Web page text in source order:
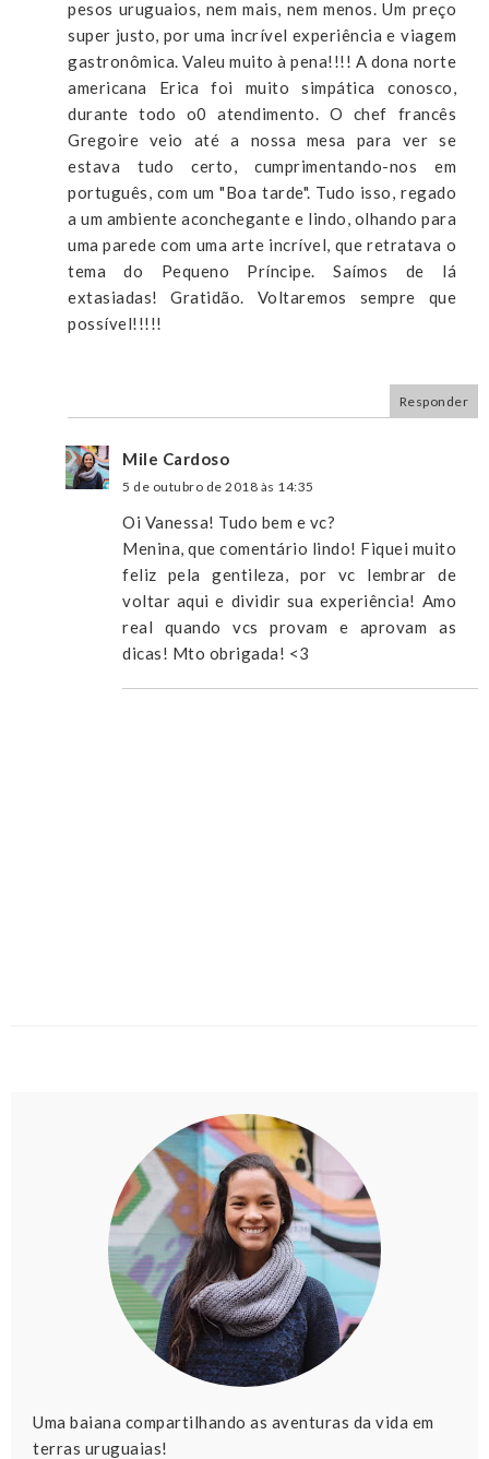
pesos uruguaios, nem mais, nem menos. Um preço
super justo, por uma incrível experiência e viagem
gastronômica. Valeu muito à pena!!!! A dona norte
americana Erica foi muito simpática conosco,
durante todo o0 atendimento. O chef francês
Gregoire veio até a nossa mesa para ver se
estava tudo certo, cumprimentando-nos em
português, com um "Boa tarde". Tudo isso, regado
a um ambiente aconchegante e lindo, olhando para
uma parede com uma arte incrível, que retratava o
tema do Pequeno Príncipe. Saímos de lá
extasiadas! Gratidão. Voltaremos sempre que
possível!!!!!
Responder
Mile Cardoso
5 de outubro de 2018 às 14:35
Oi Vanessa! Tudo bem e vc?
Menina, que comentário lindo! Fiquei muito
feliz pela gentileza, por vc lembrar de
voltar aqui e dividir sua experiência! Amo
real quando vcs provam e aprovam as
dicas! Mto obrigada! <3
Uma baiana compartilhando as aventuras da vida em
terras uruguaias!